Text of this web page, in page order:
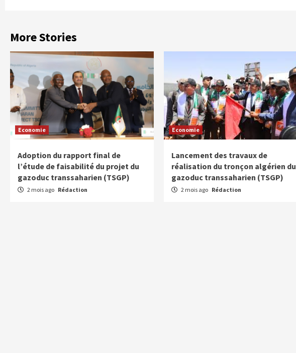
More Stories
Economie
Adoption du rapport final de
l’étude de faisabilité du projet du
gazoduc transsaharien (TSGP)
2 mois ago Rédaction
Economie
Lancement des travaux de
réalisation du tronçon algérien du
gazoduc transsaharien (TSGP)
2 mois ago Rédaction